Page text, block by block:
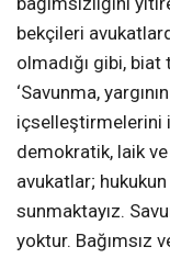
bekçileri
olmadığı gibi, biat
‘Savunma,
içselleştirmelerini
demokratik, laik
avukatlar;
sunmaktayız.
yoktur. Bağımsız